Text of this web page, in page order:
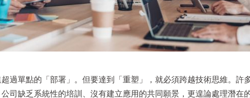
超過單點的「部署」。但要達到「重塑」，就必須跨越技術思維。許
司缺乏系統性的培訓、沒有建立應用的共同願景，更遑論處理潛在